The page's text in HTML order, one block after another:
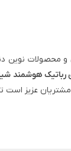
نوین
رباتیک هوشمند
عزیز است